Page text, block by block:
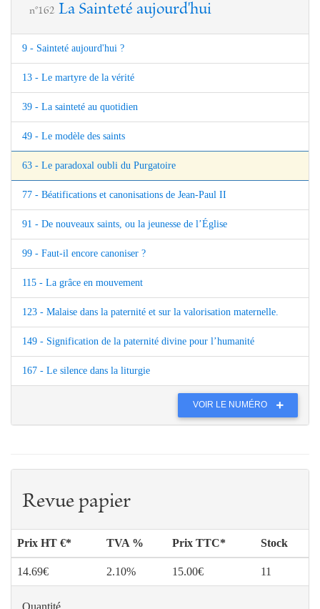
n°162 La Sainteté aujourd'hui
9 - Sainteté aujourd'hui ?
13 - Le martyre de la vérité
39 - La sainteté au quotidien
49 - Le modèle des saints
63 - Le paradoxal oubli du Purgatoire
77 - Béatifications et canonisations de Jean-Paul II
91 - De nouveaux saints, ou la jeunesse de l’Église
99 - Faut-il encore canoniser ?
115 - La grâce en mouvement
123 - Malaise dans la paternité et sur la valorisation maternelle.
149 - Signification de la paternité divine pour l’humanité
167 - Le silence dans la liturgie
VOIR LE NUMÉRO
Revue papier
Prix HT €* TVA % Prix TTC* Stock
14.69€ 2.10% 15.00€ 11
Quantité